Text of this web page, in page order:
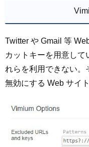
Twitter や Gmail 等
カットキーを用意し
れらを利用できない。
無効にする Web サイ